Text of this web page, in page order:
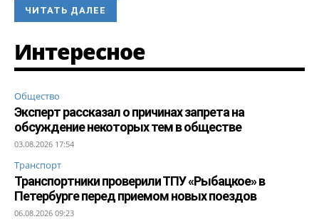
ЧИТАТЬ ДАЛЕЕ
Интересное
Общество
Эксперт рассказал о причинах запрета на
обсуждение некоторых тем в обществе
03.08.2026 17:54
Транспорт
Транспортники проверили ТПУ «Рыбацкое» в
Петербурге перед приемом новых поездов
06.08.2026 09:23